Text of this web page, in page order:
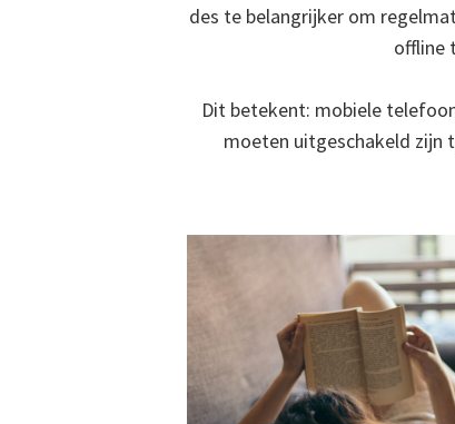
des te belangrijker om
offline
Dit betekent: mobiele
moeten uitgeschakeld zijn